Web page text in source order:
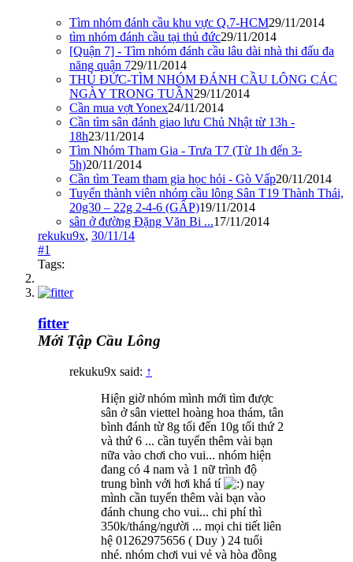
Tìm nhóm đánh cầu khu vực Q.7-HCM29/11/2014
tìm nhóm đánh cầu tại thủ đức29/11/2014
[Quận 7] - Tìm nhóm đánh cầu lâu dài nhà thi đấu đa
năng quận 729/11/2014
THỦ ĐỨC-TÌM NHÓM ĐÁNH CẦU LÔNG CÁC
NGÀY TRONG TUẦN29/11/2014
Cần mua vợt Yonex24/11/2014
Cần tìm sân đánh giao lưu Chủ Nhật từ 13h -
18h23/11/2014
Tìm Nhóm Tham Gia - Trưa T7 (Từ 1h đến 3-
5h)20/11/2014
Cần tìm Team tham gia học hỏi - Gò Vấp20/11/2014
Tuyển thành viên nhóm cầu lông Sân T19 Thành Thái,
20g30 – 22g 2-4-6 (GẤP)19/11/2014
sân ở đường Đặng Văn Bi ...17/11/2014
rekuku9x, 30/11/14
#1
Tags:
fitter
Mới Tập Cầu Lông
rekuku9x said: ↑
Hiện giờ nhóm mình mới tìm được
sân ở sân viettel hoàng hoa thám, tân
bình đánh từ 8g tối đến 10g tối thứ 2
và thứ 6 ... cần tuyển thêm vài bạn
nữa vào chơi cho vui... nhóm hiện
đang có 4 nam và 1 nữ trình độ
trung bình với hơi khá tí
nay
mình cần tuyển thêm vài bạn vào
đánh chung cho vui... chi phí thì
350k/tháng/người ... mọi chi tiết liên
hệ 01262975656 ( Duy ) 24 tuổi
nhé. nhóm chơi vui vẻ và hòa đồng